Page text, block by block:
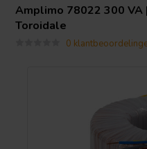
Amplimo 78022 300 VA
Toroidale
0